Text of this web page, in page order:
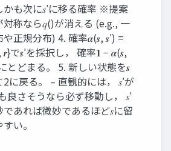
かも次に𝑠′に移る確率 ※提案
対称なら𝑞()が消える (e.g., 一
正規分布) 4. 確率𝜶(𝒔, 𝒔′) =
で𝒔′を採択し， 確率𝟏 − 𝜶(𝒔,
とどまる。 5. 新しい状態を𝒔
2に戻る。 – 直観的には， 𝑠′が
良さそうなら必ず移動し， 𝑠′
であれば微妙であるほど𝑠に留
い。